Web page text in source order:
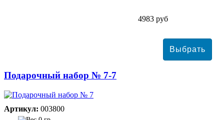
4983 руб
Подарочный набор № 7-7
Артикул: 003800